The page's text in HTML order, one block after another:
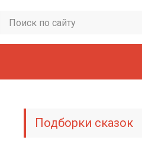
Подборки сказок